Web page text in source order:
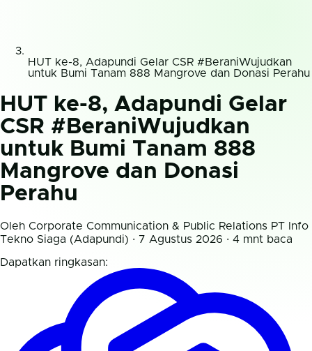
HUT ke-8, Adapundi Gelar CSR #BeraniWujudkan
untuk Bumi Tanam 888 Mangrove dan Donasi Perahu
HUT ke-8, Adapundi Gelar
CSR #BeraniWujudkan
untuk Bumi Tanam 888
Mangrove dan Donasi
Perahu
Oleh Corporate Communication & Public Relations PT Info
Tekno Siaga (Adapundi) · 7 Agustus 2026 · 4 mnt baca
Dapatkan ringkasan: